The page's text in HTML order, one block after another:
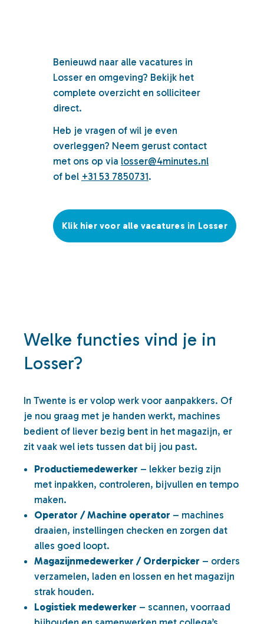
Benieuwd naar alle vacatures in
Losser en omgeving? Bekijk het
complete overzicht en solliciteer
direct.
Heb je vragen of wil je even
overleggen? Neem gerust contact
met ons op via losser@4minutes.nl
of bel +31 53 7850731.
Klik hier voor alle vacatures in Losser
Welke functies vind je in
Losser?
In Twente is er volop werk voor aanpakkers. Of
je nou graag met je handen werkt, machines
bedient of liever bezig bent in het magazijn, er
zit vaak wel iets tussen dat bij jou past.
Productiemedewerker – lekker bezig zijn
met inpakken, controleren, bijvullen en tempo
maken.
Operator / Machine operator – machines
draaien, instellingen checken en zorgen dat
alles goed loopt.
Magazijnmedewerker / Orderpicker – orders
verzamelen, laden en lossen en het magazijn
strak houden.
Logistiek medewerker – scannen, voorraad